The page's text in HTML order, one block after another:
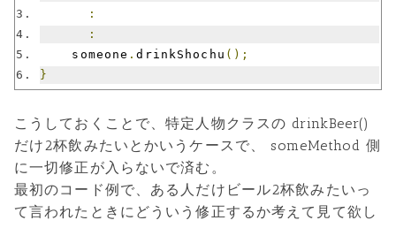
:
:
    someone
.drinkShochu ();
}
こうしておくことで、特定人物クラスの drinkBeer()
だけ2杯飲みたいとかいうケースで、 someMethod 側
に一切修正が入らないで済む。
最初のコード例で、ある人だけビール2杯飲みたいっ
て言われたときにどういう修正するか考えて見て欲し